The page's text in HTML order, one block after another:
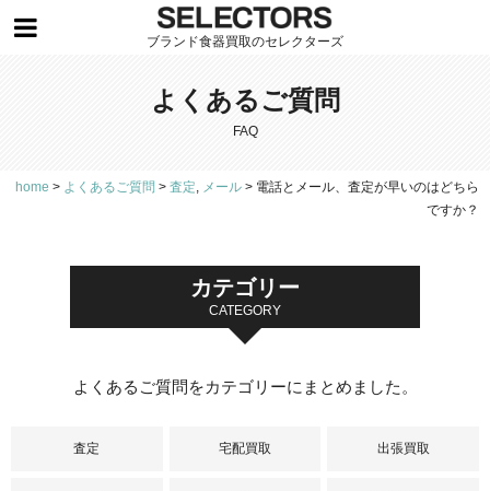
ブランド食器買取のセレクターズ
よくあるご質問
FAQ
home > よくあるご質問 > 査定, メール > 電話とメール、査定が早いのはどちら
ですか？
カテゴリー
CATEGORY
よくあるご質問をカテゴリーにまとめました。
査定 宅配買取 出張買取